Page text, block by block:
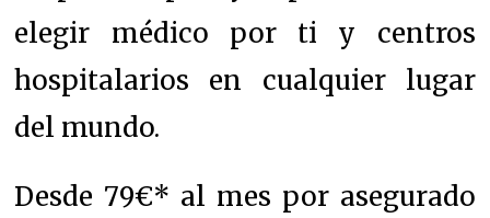
elegir médico por ti y centros
hospitalarios en cualquier lugar
del mundo.
Desde 79€* al mes por asegurado